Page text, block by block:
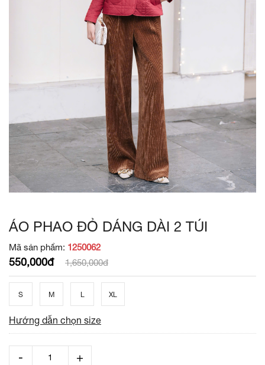
ÁO PHAO ĐỎ DÁNG DÀI 2 TÚI
Mã sản phẩm: 1250062
550,000đ 1,650,000đ
S M L XL
Hướng dẫn chọn size